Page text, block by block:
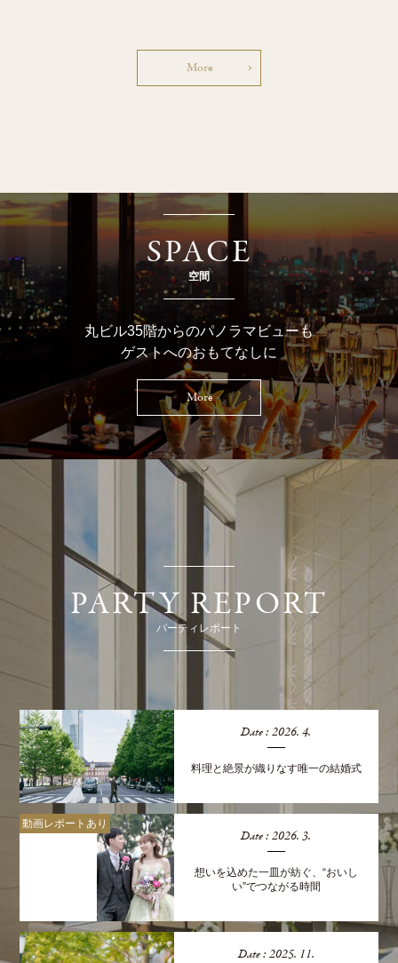
More
SPACE
空間
丸ビル35階からのパノラマビューも
ゲストへのおもてなしに
More
PARTY REPORT
パーティレポート
Date : 2026. 4.
料理と絶景が織りなす唯一の結婚式
動画レポートあり
Date : 2026. 3.
想いを込めた一皿が紡ぐ、“おいし
い”でつながる時間
Date : 2025. 11.